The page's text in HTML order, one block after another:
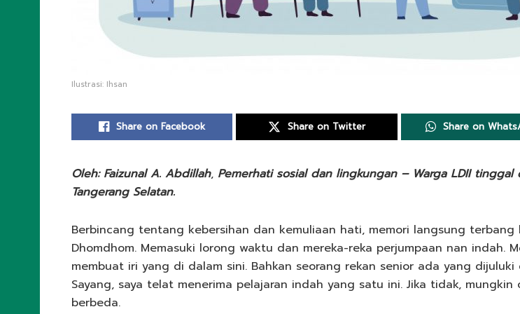
Ilustrasi: Ihsan
Share on Facebook Share on Twitter Share on
Oleh: Faizunal A. Abdillah, Pemerhati sosial dan lingkungan – Warga LDII tinggal
Tangerang Selatan.
Berbincang tentang kebersihan dan kemuliaan hati, memori langsung terbang
Dhomdhom. Memasuki lorong waktu dan mereka-reka perjumpaan nan indah.
membuat iri yang di dalam sini. Bahkan seorang rekan senior ada yang dijuluki
Sayang, saya telat menerima pelajaran indah yang satu ini. Jika tidak, mungkin
berbeda.